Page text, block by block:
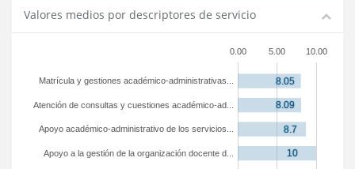
Valores medios por descriptores de servicio
0.00 5.00 10.00
Apoyo a la gestión de la organización docente d...
Apoyo académico-administrativo de los servicios...
Atención de consultas y cuestiones académico-ad...
Matrícula y gestiones académico-administrativas...